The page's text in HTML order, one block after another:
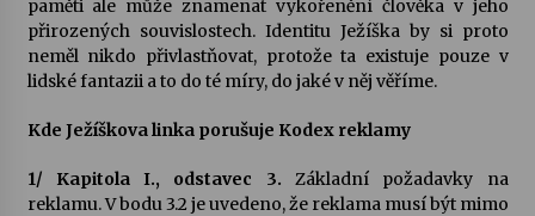
paměti ale může znamenat vykořenění člověka v jeho
přirozených souvislostech. Identitu Ježíška by si proto
neměl nikdo přivlastňovat, protože ta existuje pouze v
lidské fantazii a to do té míry, do jaké v něj věříme.
Kde Ježíškova linka porušuje Kodex reklamy
1/ Kapitola I., odstavec 3. Základní požadavky na
reklamu. V bodu 3.2 je uvedeno, že reklama musí být mimo